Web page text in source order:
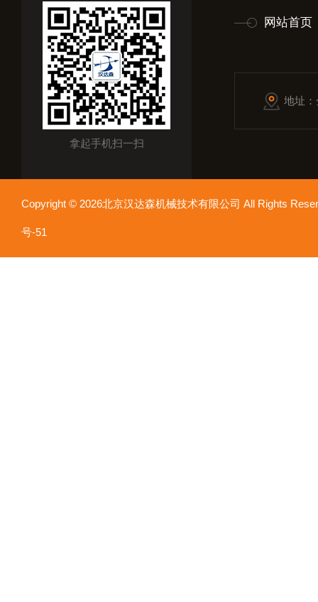
拿起手机扫一扫
网站首页
地址
Copyright © 2026北京汉达森机械技术有限公司 All Rights
号-51